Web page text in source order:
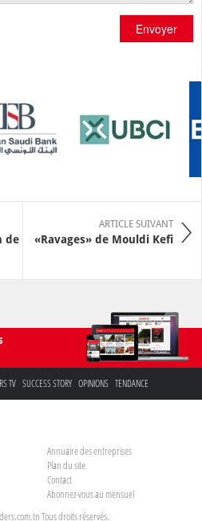
Envoyer
de
ARTICLE SUIVANT
«Ravages» de Mouldi Kefi
TV SUCCESS STORY OPINIONS TENDANCE
Annuaire des entreprises
Plan du site
Contact
Abonnez-vous au mensuel
Tous droits réservés.